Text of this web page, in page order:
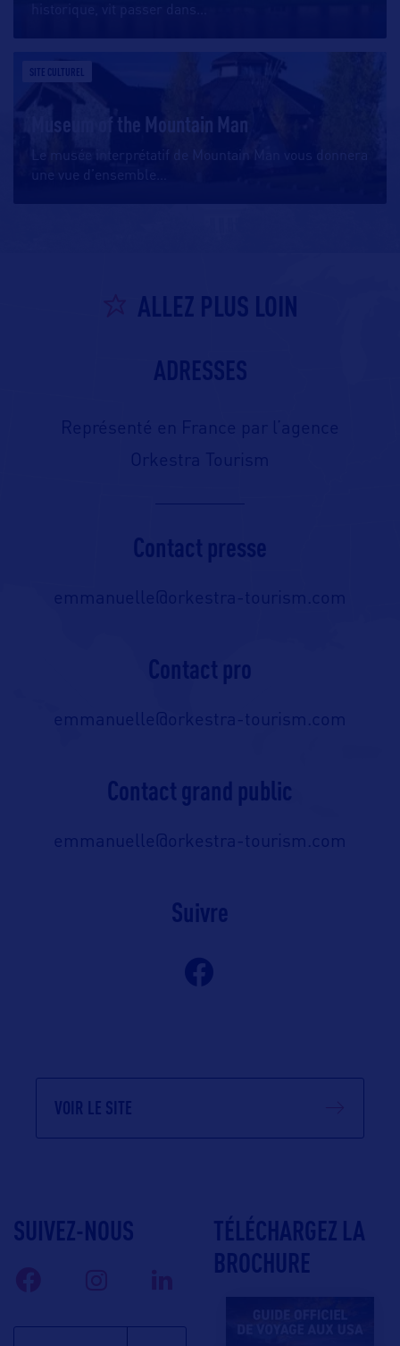
historique, vit passer dans
SITE CULTUREL
Museum of the Mountain Man
Le musée interprétatif de Mountain Man vous donnera
une vue d’ensemble
ALLEZ PLUS LOIN
ADRESSES
Représenté en France par l’agence
Contact presse
emmanuelle@orkestra-tourism.com
Contact pro
emmanuelle@orkestra-tourism.com
Contact grand public
emmanuelle@orkestra-tourism.com
Suivre
VOIR LE SITE
SUIVEZ-NOUS
TÉLÉCHARGEZ LA
BROCHURE